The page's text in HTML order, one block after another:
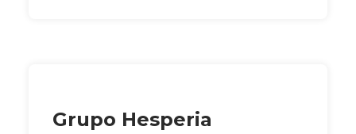
Grupo Hesperia